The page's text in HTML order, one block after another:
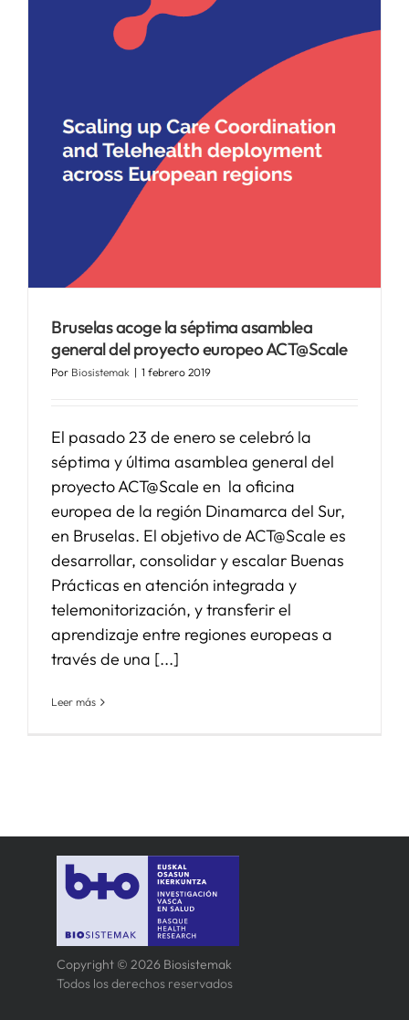
Bruselas acoge la séptima asamblea
general del proyecto europeo ACT@Scale
Por Biosistemak | 1 febrero 2019
El pasado 23 de enero se celebró la
séptima y última asamblea general del
proyecto ACT@Scale en la oficina
europea de la región Dinamarca del Sur,
en Bruselas. El objetivo de ACT@Scale es
desarrollar, consolidar y escalar Buenas
Prácticas en atención integrada y
telemonitorización, y transferir el
aprendizaje entre regiones europeas a
través de una [...]
Leer más
Copyright © 2026 Biosistemak
Todos los derechos reservados